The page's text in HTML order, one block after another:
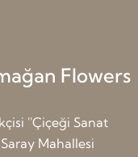
Flowers
''Çiçeği Sanat
Mahallesi